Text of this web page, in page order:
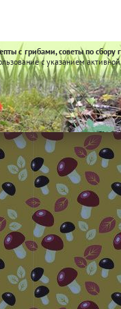
с грибами, советы по сбору
с указанием